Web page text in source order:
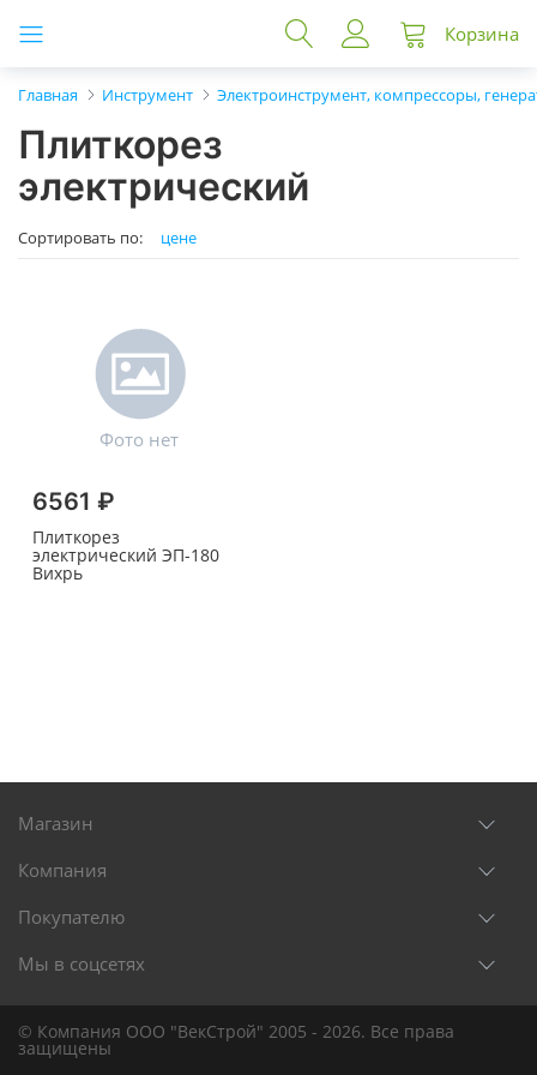
Корзина
Главная Инструмент Электроинструмент, компрессоры,
Плиткорез
электрический
Сортировать по: цене
6561 ₽
Плиткорез
электрический ЭП-180
Вихрь
Магазин
Компания
Покупателю
Мы в соцсетях
© Компания ООО "ВекСтрой" 2005 - 2026. Все права
защищены